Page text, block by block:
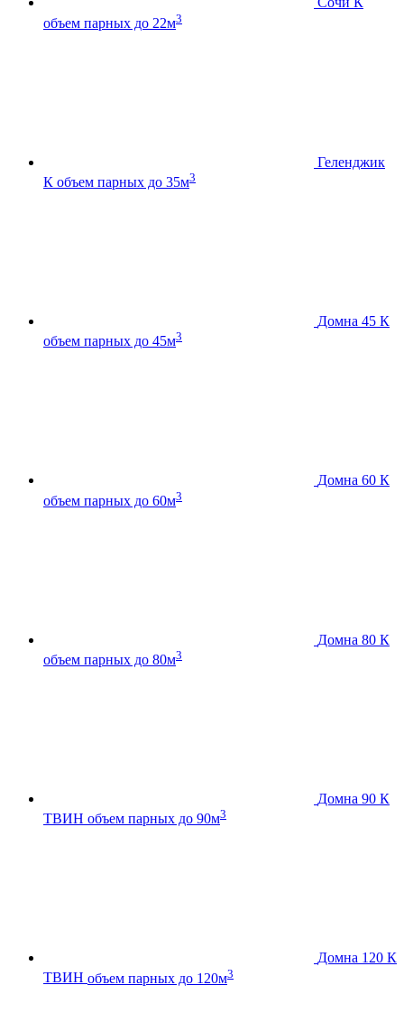
объем парных до 22м3
Геленджик
К объем парных до 35м3
Домна 45 К
объем парных до 45м3
Домна 60 К
объем парных до 60м3
Домна 80 К
объем парных до 80м3
Домна 90 К
ТВИН объем парных до 90м3
Домна 120 К
ТВИН объем парных до 120м3